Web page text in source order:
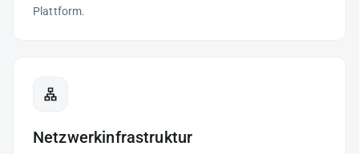
Plattform.
Netzwerkinfrastruktur